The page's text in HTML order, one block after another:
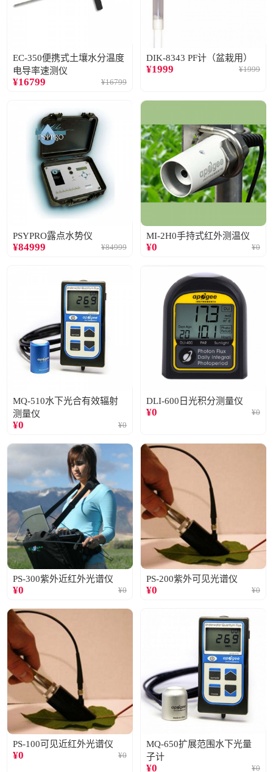
EC-350便携式土壤水分温度
电导率速测仪
¥16799 ¥16799
DIK-8343 PF计（盆栽用）
¥1999 ¥1999
PSYPRO露点水势仪
¥84999 ¥84999
MI-2H0手持式红外测温仪
¥0 ¥0
MQ-510水下光合有效辐射
测量仪
¥0 ¥0
DLI-600日光积分测量仪
¥0 ¥0
PS-300紫外近红外光谱仪
¥0 ¥0
PS-200紫外可见光谱仪
¥0 ¥0
PS-100可见近红外光谱仪
¥0 ¥0
MQ-650扩展范围水下光量
子计
¥0 ¥0